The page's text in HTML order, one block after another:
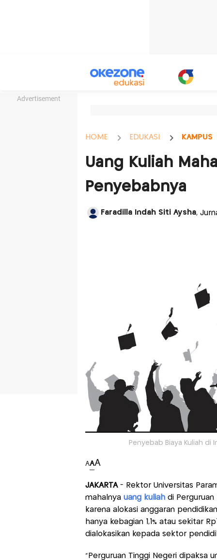
Advertisement
HOME EDUKASI KAMPUS
Uang Kuliah
Penyebabnya
Faradilla Indah Siti Aysha,
Penyebab Biaya Kuliah di
AAA
JAKARTA - Rektor Universitas
mahalnya uang kuliahdi Perguruan
karena alokasi anggaran
hanya kebagian 1,1% atau sekitar
dialokasikan kepada sektor
“Perguruan Tinggi Negeri dipaksa